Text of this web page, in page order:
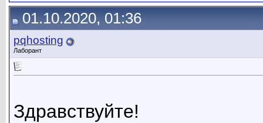
01.10.2020, 01:36
pqhosting
Лаборант
Здравствуйте!